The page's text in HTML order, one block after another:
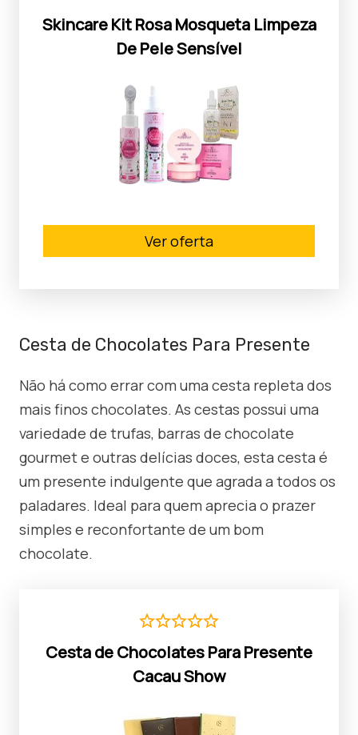
Skincare Kit Rosa Mosqueta Limpeza
De Pele Sensível
Ver oferta
Cesta de Chocolates Para Presente
Não há como errar com uma cesta repleta dos
mais finos chocolates. As cestas possui uma
variedade de trufas, barras de chocolate
gourmet e outras delícias doces, esta cesta é
um presente indulgente que agrada a todos os
paladares. Ideal para quem aprecia o prazer
simples e reconfortante de um bom
chocolate.
Cesta de Chocolates Para Presente
Cacau Show